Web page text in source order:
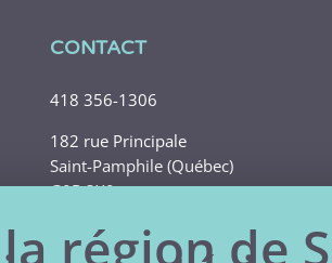
CONTACT
418 356-1306
182 rue Principale
Saint-Pamphile (Québec)
G0R 3X0
région de